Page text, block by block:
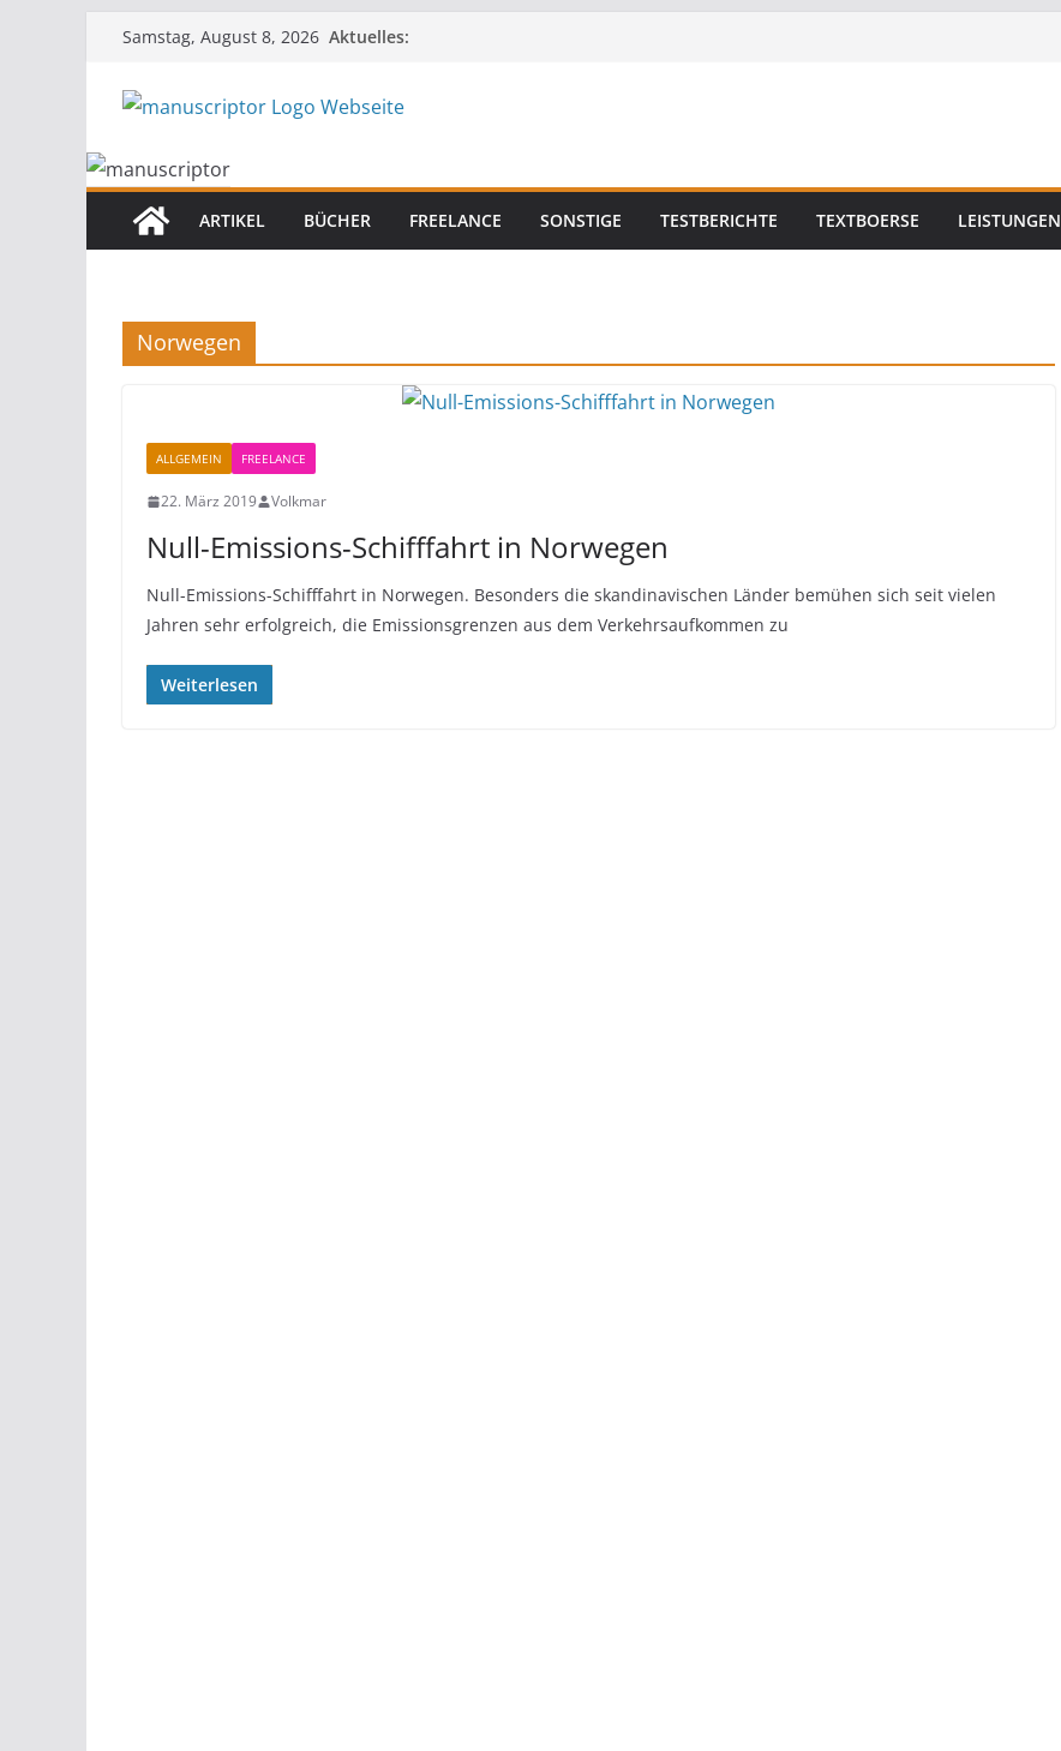
Samstag, August 8, 2026 Aktuelles:
ARTIKEL BÜCHER FREELANCE SONSTIGE TESTBERICHTE TEXTBOERSE LEISTUNGEN
Norwegen
ALLGEMEIN FREELANCE
22. März 2019 Volkmar
Null-Emissions-Schifffahrt in Norwegen
Null-Emissions-Schifffahrt in Norwegen. Besonders die skandinavischen Länder bemühen sich seit vielen
Jahren sehr erfolgreich, die Emissionsgrenzen aus dem Verkehrsaufkommen zu
Weiterlesen